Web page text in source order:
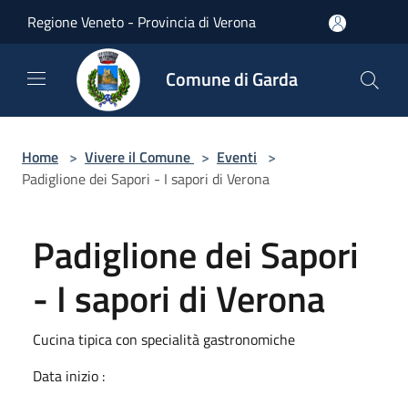
Regione Veneto - Provincia di Verona
Comune di Garda
Home > Vivere il Comune > Eventi >
Padiglione dei Sapori - I sapori di Verona
Padiglione dei Sapori
- I sapori di Verona
Cucina tipica con specialità gastronomiche
Data inizio :